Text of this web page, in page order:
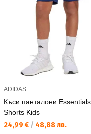
ADIDAS
Къси панталони Essentials
Shorts Kids
Текуща цена:
24,99 € / 48,88 лв.